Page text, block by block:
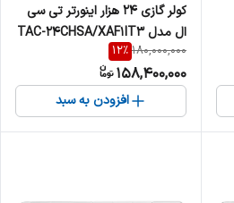
کولر گازی 24 هزار اینورتر تی سی
ال مدل TAC-24CHSA/XAF1IT3
180,000,000
12%
158,400,000
افزودن به سبد